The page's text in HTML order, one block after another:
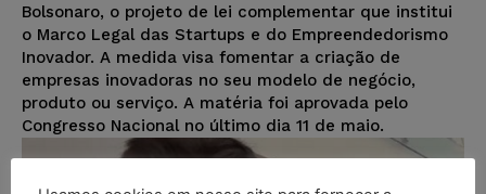
Bolsonaro, o projeto de lei complementar que institui
o Marco Legal das Startups e do Empreendedorismo
Inovador. A medida visa fomentar a criação de
empresas inovadoras no seu modelo de negócio,
produto ou serviço. A matéria foi aprovada pelo
Congresso Nacional no último dia 11 de maio.